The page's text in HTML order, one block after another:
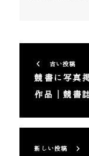
古い投稿
競書に写真
作品｜競書
新しい投稿